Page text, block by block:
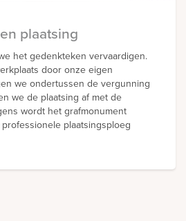
plaatsing
het gedenkteken vervaardigen.
door onze eigen
we ondertussen de vergunning
we de plaatsing af met de
wordt het grafmonument
plaatsingsploeg